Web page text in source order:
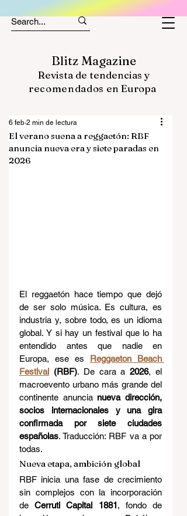
Blitz Magazine
Revista de tendencias y
recomendados en Europa
El verano suena a reggaetón: RBF
anuncia nueva era y siete paradas en
2026
6 feb 2 min de lectura
El reggaetón hace tiempo que dejó
de ser solo música. Es cultura, es
industria y, sobre todo, es un idioma
global. Y si hay un festival que lo ha
entendido antes que nadie en
Europa, ese es Reggaeton Beach
Festival (RBF). De cara a 2026, el
macroevento urbano más grande del
continente anuncia nueva dirección,
socios internacionales y una gira
confirmada por siete ciudades
españolas. Traducción: RBF va a por
todas.
Nueva etapa, ambición global
RBF inicia una fase de crecimiento
sin complejos con la incorporación
de Cerruti Capital 1881, fondo de